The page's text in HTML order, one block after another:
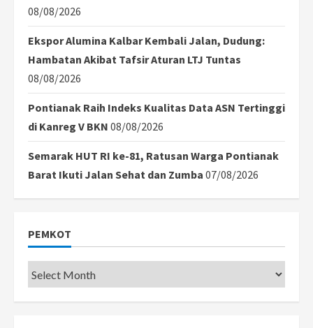
08/08/2026
Ekspor Alumina Kalbar Kembali Jalan, Dudung:
Hambatan Akibat Tafsir Aturan LTJ Tuntas
08/08/2026
Pontianak Raih Indeks Kualitas Data ASN Tertinggi
di Kanreg V BKN 08/08/2026
Semarak HUT RI ke-81, Ratusan Warga Pontianak
Barat Ikuti Jalan Sehat dan Zumba 07/08/2026
PEMKOT
Pemkot